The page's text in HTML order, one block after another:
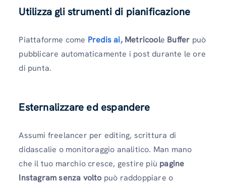
Utilizza gli strumenti di pianificazione
Piattaforme come Predis ai, Metricoole Buffer può
pubblicare automaticamente i post durante le ore
di punta.
Esternalizzare ed espandere
Assumi freelancer per editing, scrittura di
didascalie o monitoraggio analitico. Man mano
che il tuo marchio cresce, gestire più pagine
Instagram senza volto può raddoppiare o